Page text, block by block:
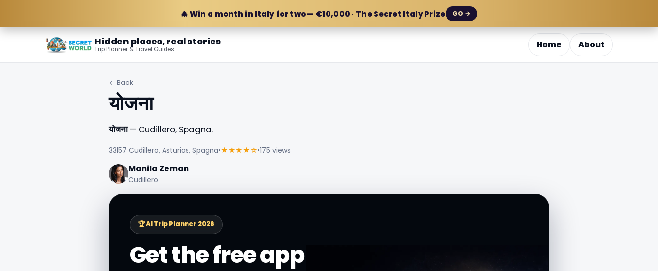
🎄 Win a month in Italy for two — €10,000 · The Secret Italy Prize GO →
Hidden places, real stories
Trip Planner & Travel Guides Home About
← Back
योजना
योजना— Cudillero, Spagna.
33157 Cudillero, Asturias, Spagna•★★★★☆•175 views
Manila Zeman
Cudillero
🏆 AI Trip Planner 2026
Get the free app